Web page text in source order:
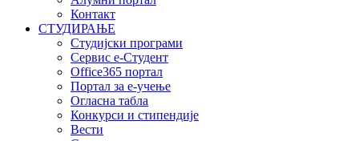
Контакт
СТУДИРАЊЕ
Студијски програми
Сервис е-Студент
Office365 портал
Портал за е-учење
Огласна табла
Конкурси и стипендије
Вести